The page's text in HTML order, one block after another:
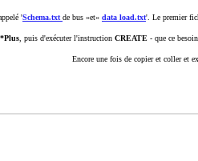
'Schema.txt de bus »et« data load.txt'. Le premier
, puis d'exécuter l'instruction CREATE - que ce
Encore une fois de copier et coller et